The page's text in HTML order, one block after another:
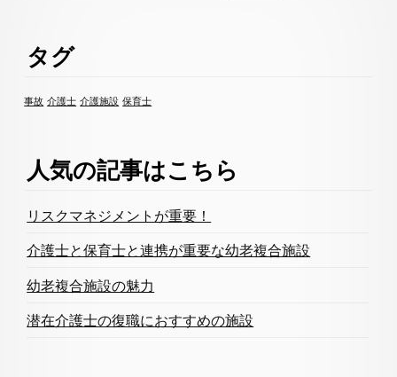
タグ
事故 介護士 介護施設 保育士
人気の記事はこちら
リスクマネジメントが重要！
介護士と保育士と連携が重要な幼老複合施設
幼老複合施設の魅力
潜在介護士の復職におすすめの施設